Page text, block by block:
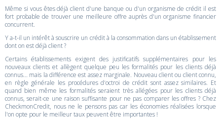
Même si vous êtes déjà client d'une banque ou d'un organisme de crédit il est
fort probable de trouver une meilleure offre auprès d'un organisme financier
concurrent.
Y a-t-il un intérêt à souscrire un crédit à la consommation dans un établissement
dont on est déjà client ?
Certains établissements exigent des justificatifs supplémentaires pour les
nouveaux clients et allègent quelque peu les formalités pour les clients déjà
connus... mais la différence est assez marginale. Nouveau client ou client connu,
en règle générale les procédures d'octroi de crédit sont assez similaires. Et
quand bien même les formalités seraient très allégées pour les clients déjà
connus, serait-ce une raison suffisante pour ne pas comparer les offres ? Chez
CheckmonCredit, nous ne le pensons pas car les économies réalisées lorsque
l'on opte pour le meilleur taux peuvent être importantes !